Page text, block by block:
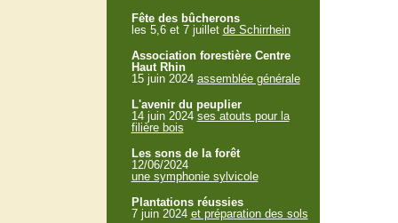
Fête des bûcherons
les 5,6 et 7 juillet de Schirrhein
Association forestière Centre
Haut Rhin
15 juin 2024 assemblée générale
L'avenir du peuplier
14 juin 2024 ses atouts pour la
filière bois
Les sons de la forêt
12/06/2024
une symphonie sylvicole
Plantations réussies
7 juin 2024 et préparation des sols